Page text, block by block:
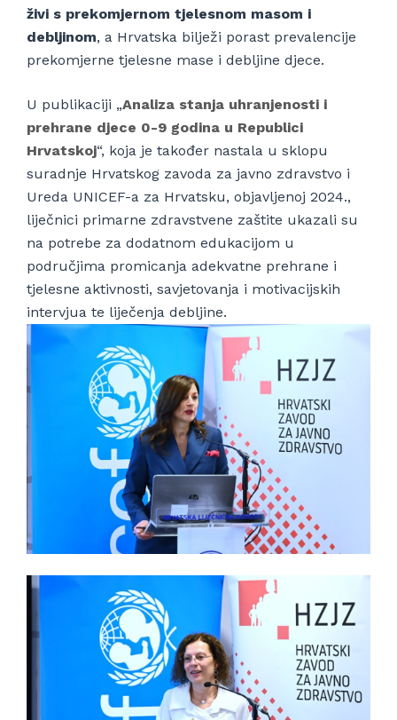
živi s prekomjernom tjelesnom masom i
debljinom, a Hrvatska bilježi porast prevalencije
prekomjerne tjelesne mase i debljine djece.
U publikaciji „Analiza stanja uhranjenosti i
prehrane djece 0-9 godina u Republici
Hrvatskoj“, koja je također nastala u sklopu
suradnje Hrvatskog zavoda za javno zdravstvo i
Ureda UNICEF-a za Hrvatsku, objavljenoj 2024.,
liječnici primarne zdravstvene zaštite ukazali su
na potrebe za dodatnom edukacijom u
područjima promicanja adekvatne prehrane i
tjelesne aktivnosti, savjetovanja i motivacijskih
intervjua te liječenja debljine.